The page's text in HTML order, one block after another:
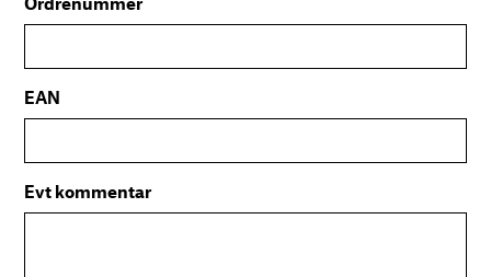
EAN
Evt kommentar